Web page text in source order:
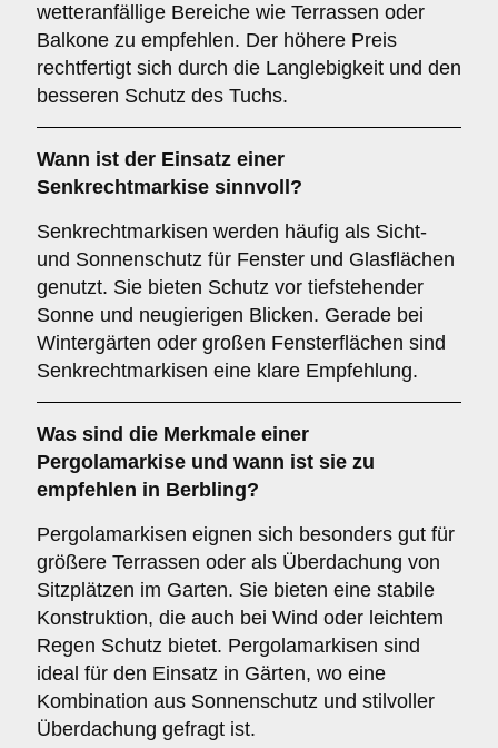
wetteranfällige Bereiche wie Terrassen oder
Balkone zu empfehlen. Der höhere Preis
rechtfertigt sich durch die Langlebigkeit und den
besseren Schutz des Tuchs.
Wann ist der Einsatz einer
Senkrechtmarkise sinnvoll?
Senkrechtmarkisen werden häufig als Sicht-
und Sonnenschutz für Fenster und Glasflächen
genutzt. Sie bieten Schutz vor tiefstehender
Sonne und neugierigen Blicken. Gerade bei
Wintergärten oder großen Fensterflächen sind
Senkrechtmarkisen eine klare Empfehlung.
Was sind die Merkmale einer
Pergolamarkise und wann ist sie zu
empfehlen in Berbling?
Pergolamarkisen eignen sich besonders gut für
größere Terrassen oder als Überdachung von
Sitzplätzen im Garten. Sie bieten eine stabile
Konstruktion, die auch bei Wind oder leichtem
Regen Schutz bietet. Pergolamarkisen sind
ideal für den Einsatz in Gärten, wo eine
Kombination aus Sonnenschutz und stilvoller
Überdachung gefragt ist.